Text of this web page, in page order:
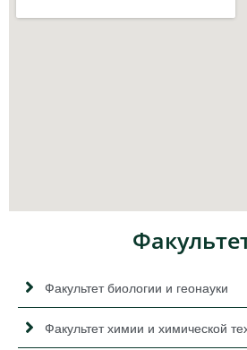
Факультет биологии и геонауки
Факультет химии и химической